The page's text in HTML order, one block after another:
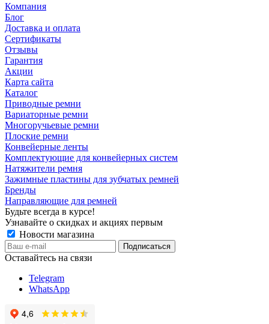
Компания
Блог
Доставка и оплата
Сертификаты
Отзывы
Гарантия
Акции
Карта сайта
Каталог
Приводные ремни
Вариаторные ремни
Многоручьевые ремни
Плоские ремни
Конвейерные ленты
Комплектующие для конвейерных систем
Натяжители ремня
Зажимные пластины для зубчатых ремней
Бренды
Направляющие для ремней
Будьте всегда в курсе!
Узнавайте о скидках и акциях первым
Новости магазина
Оставайтесь на связи
Telegram
WhatsApp